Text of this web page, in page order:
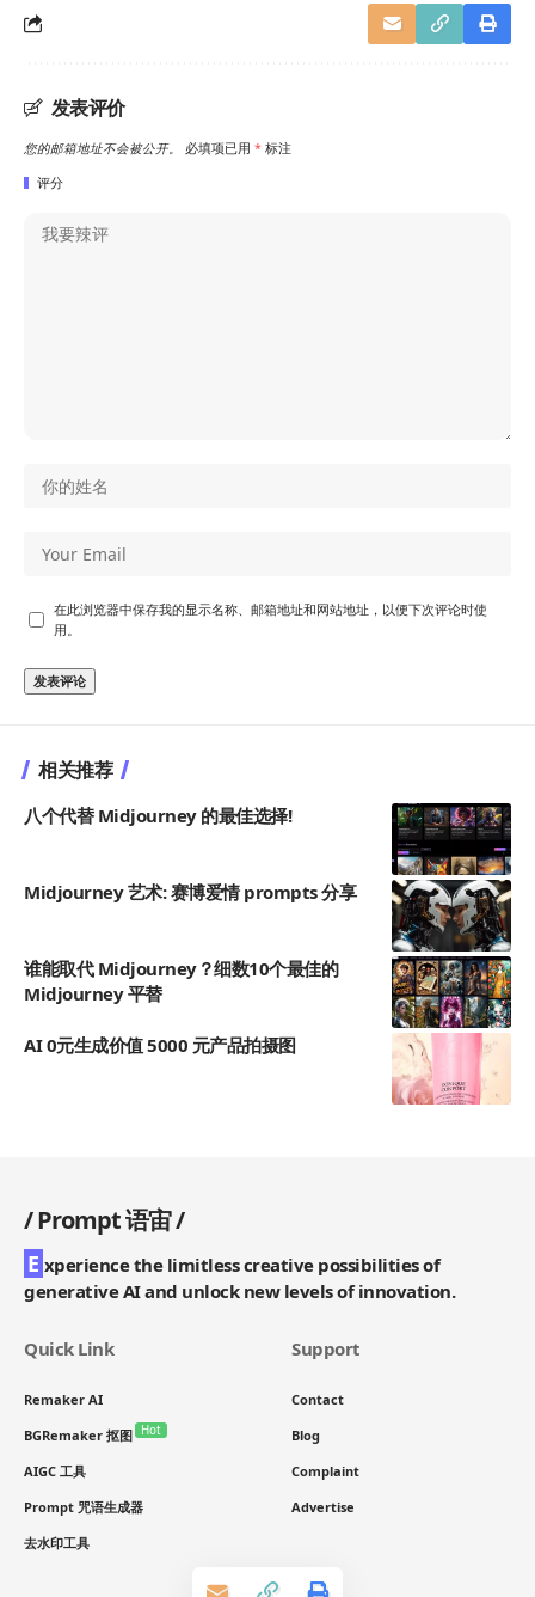
发表评价
您的邮箱地址不会被公开。 必填项已用 * 标注
评分
在此浏览器中保存我的显示名称、邮箱地址和网站地址，以便下次评论时使
用。
相关推荐
八个代替 Midjourney 的最佳选择!
Midjourney 艺术: 赛博爱情 prompts 分享
谁能取代 Midjourney？细数10个最佳的
Midjourney 平替
AI 0元生成价值 5000 元产品拍摄图
/Prompt 语宙/
E xperience the limitless creative possibilities of
generative AI and unlock new levels of innovation.
Quick Link
Remaker AI
BGRemaker 抠图 Hot
AIGC 工具
Prompt 咒语生成器
去水印工具
Support
Contact
Blog
Complaint
Advertise